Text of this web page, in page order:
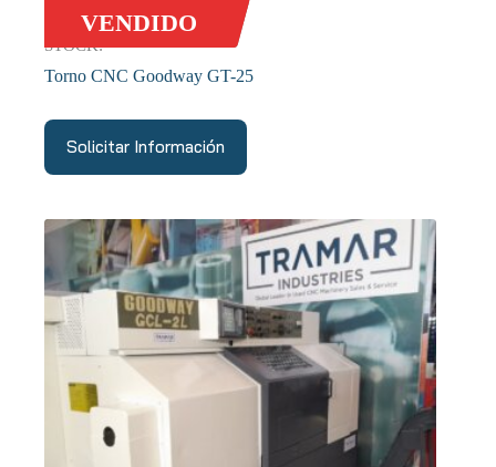
VENDIDO
STOCK:
Torno CNC Goodway GT-25
Solicitar Información